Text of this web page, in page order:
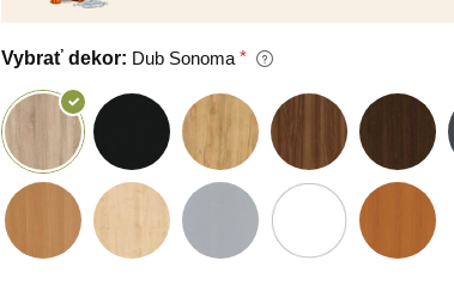
Vybrať dekor: Dub Sonoma